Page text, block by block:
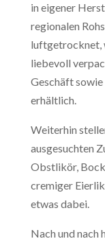
in eigener
regionalen
luftgetrocknet,
liebevoll
Geschäft
erhältlich.
Weiterhin
ausgesuchten
Obstlikör,
cremiger
etwas dabei.
Nach und nach